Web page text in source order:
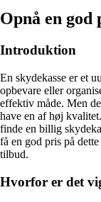
Opnå en god
Introduktion
En skydekasse er et
opbevare eller
effektiv måde. Men
have en af høj
finde en billig
få en god pris på
tilbud.
Hvorfor er det